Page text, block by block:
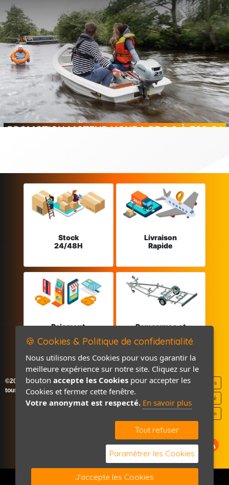
PROMOTION MOTEUR HONDA BF 2.3 À 799 € !
Stock
24/48H
Livraison
Rapide
Paiement
Remorques et
©2026-2027 France Accastillage
tous droits réservés
Mentions légales
Politique de confidentialité
Contact / Plan
🍪 Cookies & Politique de confidentialité
Nous utilisons des Cookies pour vous garantir la
meilleure expérience sur notre site. Cliquez sur le
bouton accepte les Cookies pour accepter les
Cookies et fermer cette fenêtre.
Votre anonymat est respecté. En savoir plus
Tout refuser
Paramétrer les Cookies
J'accepte les Cookies